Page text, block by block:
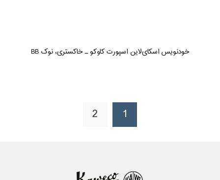
خودنویس اسکای‌لاین اسپورت کاوکو ـ خاکستری، نوک BB
1
2